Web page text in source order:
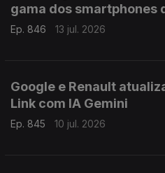
gama dos smartphones
Ep. 846 13 jul. 2026
Google e Renault
Link com IA Gemini
Ep. 845 10 jul. 2026